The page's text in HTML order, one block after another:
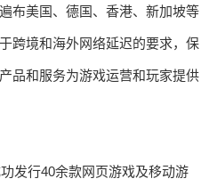
布美国、德国、香港、新加坡等
跨境和海外网络延迟的要求，保
品和服务为游戏运营和玩家提供
发行40余款网页游戏及移动游